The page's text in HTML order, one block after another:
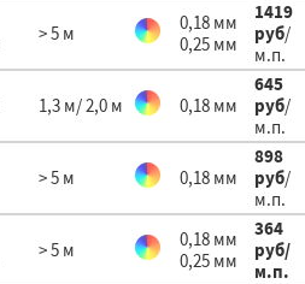
> 5 м
0,18 мм
0,25 мм
1419
руб/
м.п.
1,3 м/ 2,0 м 0,18 мм
645
руб/
м.п.
> 5 м 0,18 мм
898
руб/
м.п.
> 5 м
0,18 мм
0,25 мм
364
руб/
м.п.